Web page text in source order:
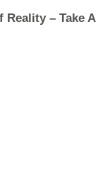
– Take A